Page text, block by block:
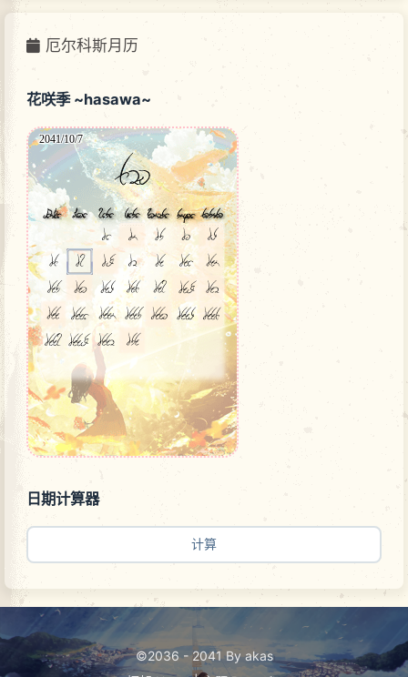
厄尔科斯月历
花咲季 ~hasawa~
日期计算器
计算
©2036 - 2041 By akas